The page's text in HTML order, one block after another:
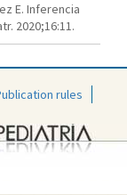
E. Inferencia
2020;16:11.
rules